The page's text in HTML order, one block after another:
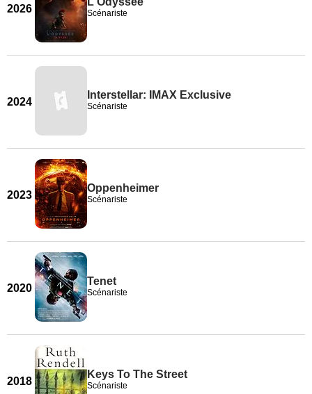
2026 Scénariste
2024
Interstellar: IMAX Exclusive
Scénariste
2023
Oppenheimer
Scénariste
2020
Tenet
Scénariste
2018
Keys To The Street
Scénariste